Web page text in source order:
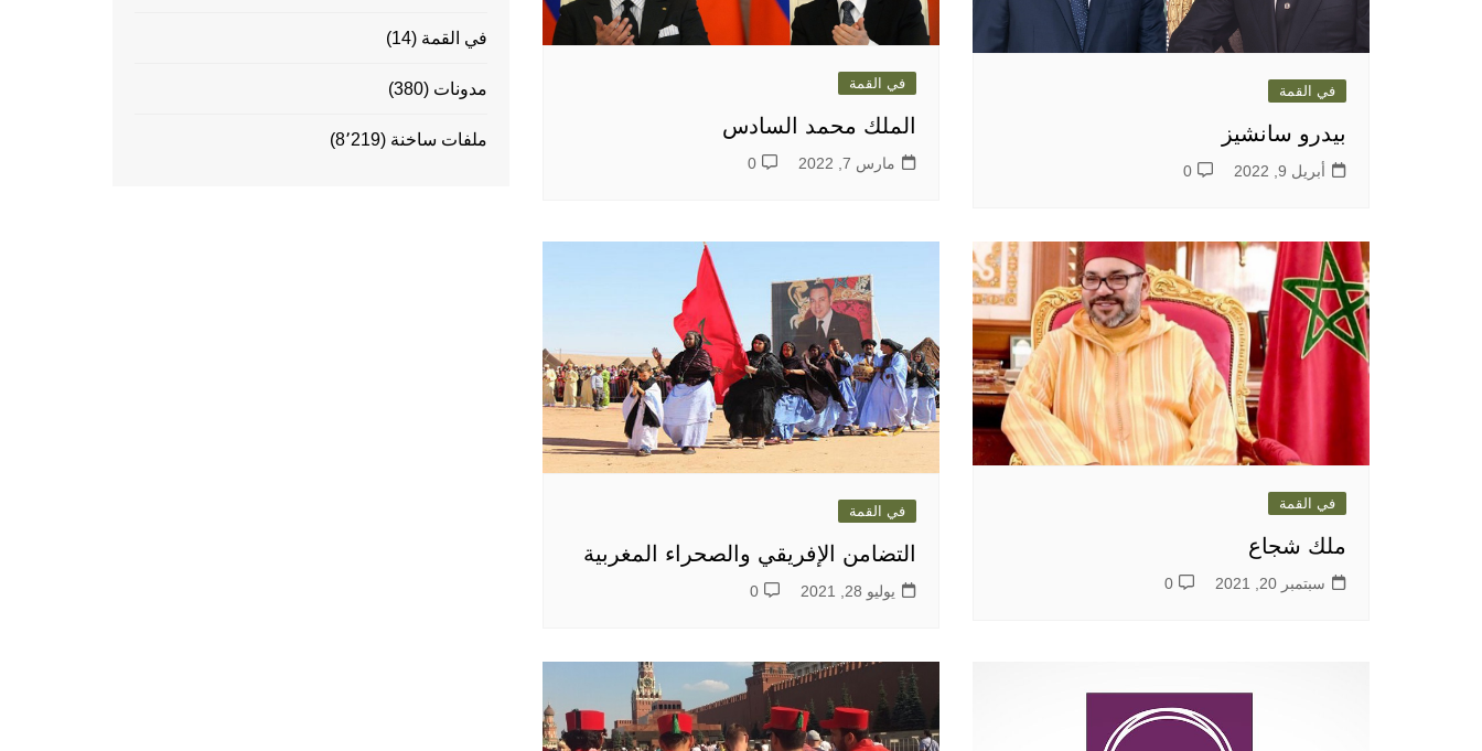
في القمة
بيدرو سانشيز
أبريل 9, 2022 0
في القمة
الملك محمد السادس
مارس 7, 2022 0
في القمة
ملك شجاع
سبتمبر 20, 2021 0
في القمة
التضامن الإفريقي والصحراء المغربية
يوليو 28, 2021 0
في القمة (14)
مدونات (380)
ملفات ساخنة (8٬219)